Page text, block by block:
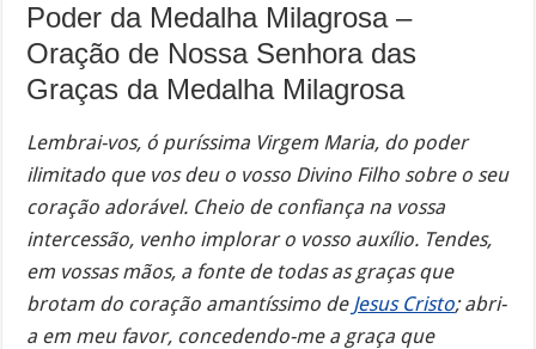
Poder da Medalha Milagrosa –
Oração de Nossa Senhora das
Graças da Medalha Milagrosa
Lembrai-vos, ó puríssima Virgem Maria, do poder
ilimitado que vos deu o vosso Divino Filho sobre o seu
coração adorável. Cheio de confiança na vossa
intercessão, venho implorar o vosso auxílio. Tendes,
em vossas mãos, a fonte de todas as graças que
brotam do coração amantíssimo de Jesus Cristo; abri-
a em meu favor, concedendo-me a graça que